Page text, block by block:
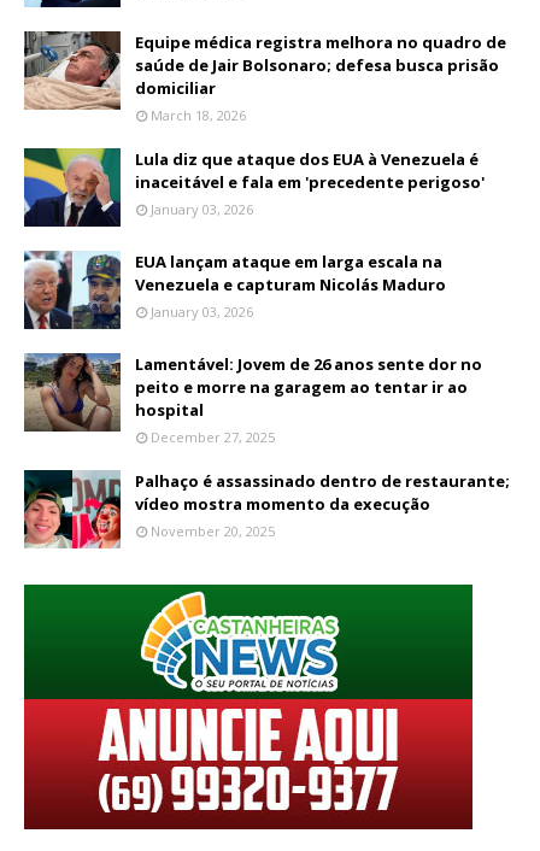
Equipe médica registra melhora no quadro de
saúde de Jair Bolsonaro; defesa busca prisão
domiciliar
March 18, 2026
Lula diz que ataque dos EUA à Venezuela é
inaceitável e fala em 'precedente perigoso'
January 03, 2026
EUA lançam ataque em larga escala na
Venezuela e capturam Nicolás Maduro
January 03, 2026
Lamentável: Jovem de 26 anos sente dor no
peito e morre na garagem ao tentar ir ao
hospital
December 27, 2025
Palhaço é assassinado dentro de restaurante;
vídeo mostra momento da execução
November 20, 2025